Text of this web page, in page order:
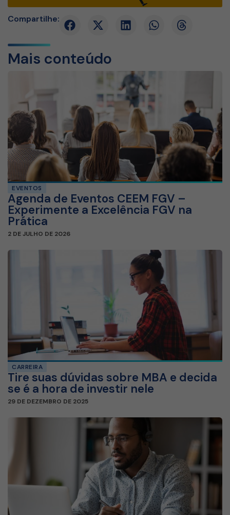
Compartilhe:
Mais conteúdo
EVENTOS
Agenda de Eventos CEEM FGV –
Experimente a Excelência FGV na
Prática
2 DE JULHO DE 2026
CARREIRA
Tire suas dúvidas sobre MBA e decida
se é a hora de investir nele
29 DE DEZEMBRO DE 2025